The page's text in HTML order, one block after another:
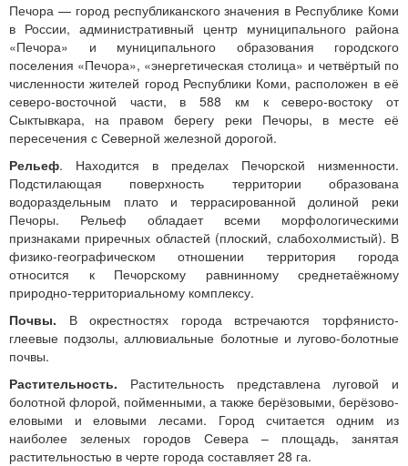
Печора — город республиканского значения в Республике Коми
в России, административный центр муниципального района
«Печора» и муниципального образования городского
поселения «Печора», «энергетическая столица» и четвёртый по
численности жителей город Республики Коми, расположен в её
северо-восточной части, в 588 км к северо-востоку от
Сыктывкара, на правом берегу реки Печоры, в месте её
пересечения с Северной железной дорогой.
Рельеф. Находится в пределах Печорской низменности.
Подстилающая поверхность территории образована
водораздельным плато и террасированной долиной реки
Печоры. Рельеф обладает всеми морфологическими
признаками приречных областей (плоский, слабохолмистый). В
физико-географическом отношении территория города
относится к Печорскому равнинному среднетаёжному
природно-территориальному комплексу.
Почвы. В окрестностях города встречаются торфянисто-
глеевые подзолы, аллювиальные болотные и лугово-болотные
почвы.
Растительность. Растительность представлена луговой и
болотной флорой, пойменными, а также берёзовыми, берёзово-
еловыми и еловыми лесами. Город считается одним из
наиболее зеленых городов Севера – площадь, занятая
растительностью в черте города составляет 28 га.